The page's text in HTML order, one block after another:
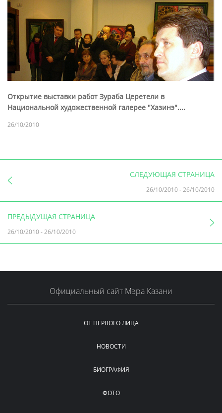
Открытие выставки работ Зураба Церетели в
Национальной художественной галерее "Хазинэ"....
26/10/2010
СЛЕДУЮЩАЯ СТРАНИЦА
26/10/2010-26/10/2010
ПРЕДЫДУЩАЯ СТРАНИЦА
26/10/2010-26/10/2010
Официальный сайт Мэра Казани
ОТ ПЕРВОГО ЛИЦА
НОВОСТИ
БИОГРАФИЯ
ФОТО